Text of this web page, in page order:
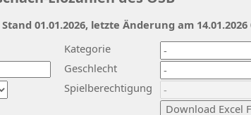
Kategorie
Geschlecht
Spielberechtigung
01.01.2026, letzte Änderung am